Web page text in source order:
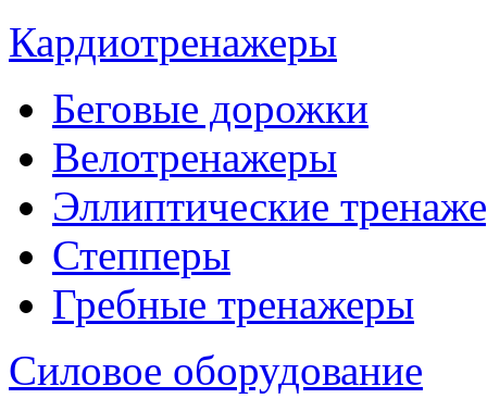
Кардиотренажеры
Беговые дорожки
Велотренажеры
Эллиптические
Степперы
Гребные тренажеры
Силовое оборудование